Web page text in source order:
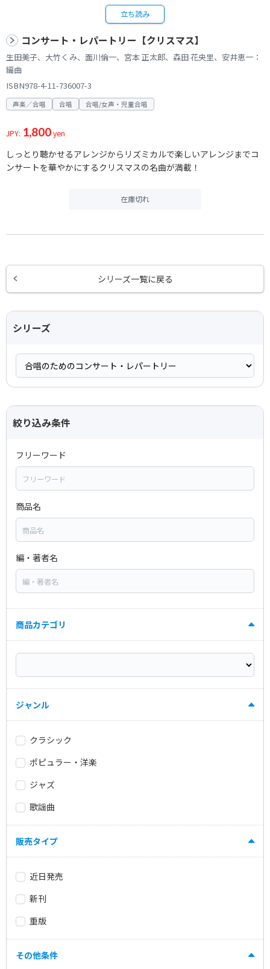
立ち読み
コンサート・レパートリー【クリスマス】
生田美子、大竹くみ、面川倫一、宮本 正太郎、森田 花央里、安井恵一：
編曲
ISBN978-4-11-736007-3
声楽／合唱 合唱 合唱/女声・児童合唱
JPY: 1,800yen
しっとり聴かせるアレンジからリズミカルで楽しいアレンジまでコ
ンサートを華やかにするクリスマスの名曲が満載！
在庫切れ
シリーズ一覧に戻る
シリーズ
絞り込み条件
フリーワード
商品名
編・著者名
商品カテゴリ
ジャンル
クラシック
ポピュラー・洋楽
ジャズ
歌謡曲
販売タイプ
近日発売
新刊
重版
その他条件